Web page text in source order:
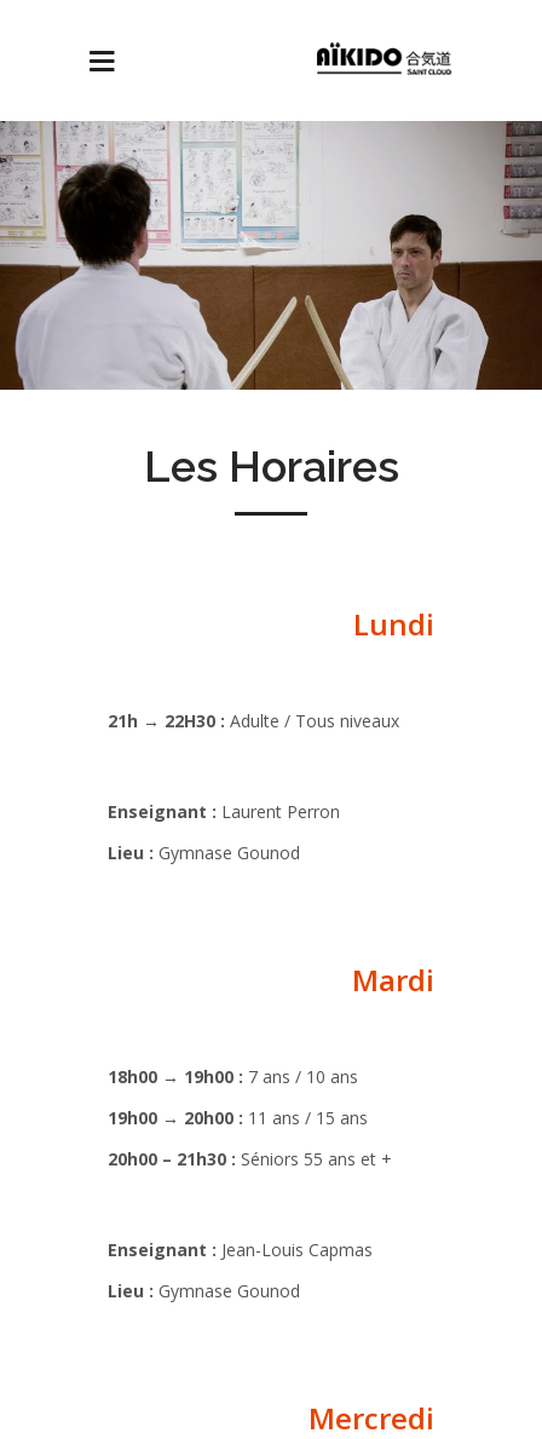
Les Horaires
Lundi
21h → 22H30 : Adulte / Tous niveaux
Enseignant : Laurent Perron
Lieu : Gymnase Gounod
Mardi
18h00 → 19h00 : 7 ans / 10 ans
19h00 → 20h00 : 11 ans / 15 ans
20h00 – 21h30 : Séniors 55 ans et +
Enseignant : Jean-Louis Capmas
Lieu : Gymnase Gounod
Mercredi